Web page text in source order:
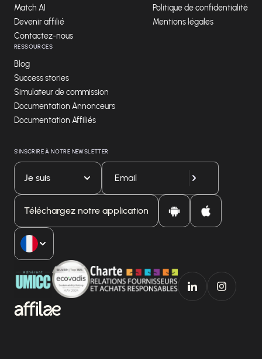
Match AI
Devenir affilié
Contactez-nous
Politique de confidentialité
Mentions légales
RESSOURCES
Blog
Success stories
Simulateur de commission
Documentation Annonceurs
Documentation Affiliés
S'INSCRIRE À NOTRE NEWSLETTER
Je suis
Téléchargez notre application